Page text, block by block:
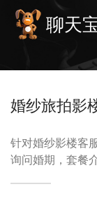
聊天
婚纱旅拍影
针对婚纱影楼客
询问婚期，套餐